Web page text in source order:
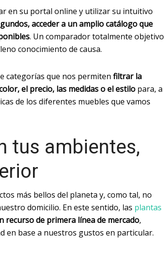
en su portal online y utilizar su intuitivo
acceder a un amplio catálogo que
. Un comparador totalmente objetivo
conocimiento de causa.
categorías que nos permiten filtrar la
el precio, las medidas o el estilo para, a
de los diferentes muebles que vamos
tus ambientes,
más bellos del planeta y, como tal, no
domicilio. En este sentido, las plantas
recurso de primera línea de mercado,
en base a nuestros gustos en particular.